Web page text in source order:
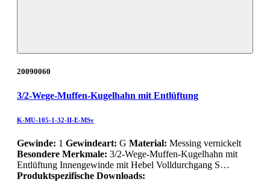
20090060
3/2-Wege-Muffen-Kugelhahn mit Entlüftung
K-MU-105-1-32-II-E-MSv
Gewinde: 1 Gewindeart: G Material: Messing vernickelt
Besondere Merkmale: 3/2-Wege-Muffen-Kugelhahn mit
Entlüftung Innengewinde mit Hebel Volldurchgang S…
Produktspezifische Downloads: